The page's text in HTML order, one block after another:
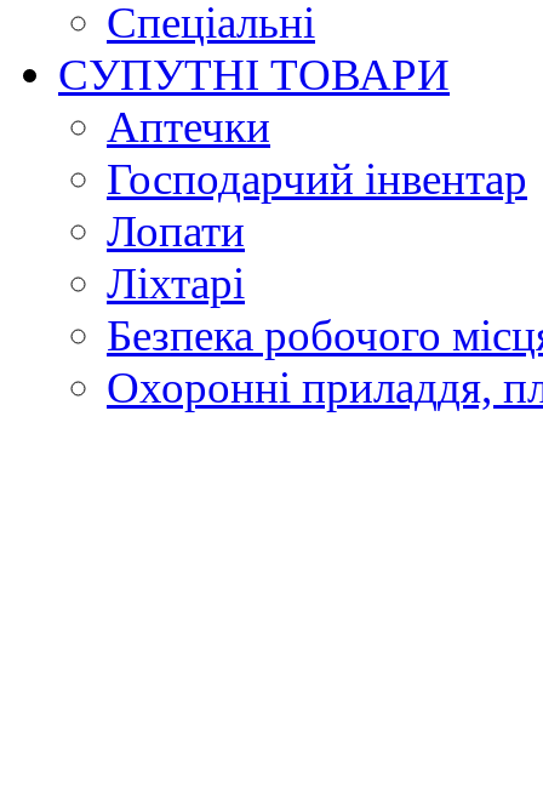
Спеціальні
СУПУТНІ ТОВАРИ
Аптечки
Господарчий інвентар
Лопати
Ліхтарі
Безпека робочого
Охоронні приладдя,